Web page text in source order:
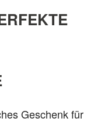
Geschenk für